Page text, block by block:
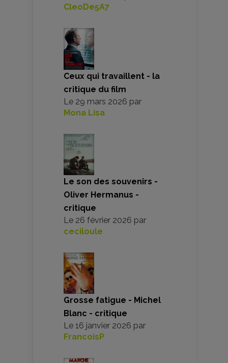
CleoDe5A7
Ceux qui travaillent - la
critique du film
Le 29 mars 2026 par
Mona Lisa
Le son des souvenirs -
Oliver Hermanus -
critique
Le 26 février 2026 par
ceciloule
Grosse fatigue - Michel
Blanc - critique
Le 16 janvier 2026 par
FrancoisP